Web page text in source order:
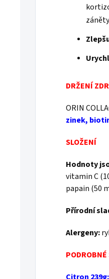
DRŽENÍ
ORIN
zinek,
SLOŽENÍ
Hodnoty
vitamin C
papain (50
Přírodní
Alergeny: